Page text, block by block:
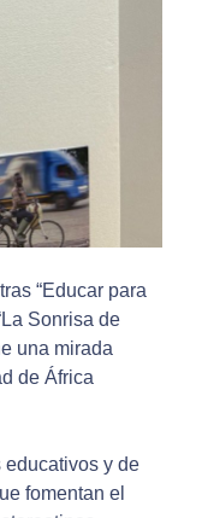
“Educar para
Sonrisa de
una mirada
de África
educativos y de
fomentan el